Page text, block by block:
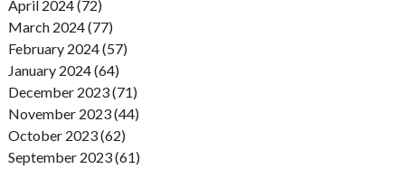
April 2024 (72)
March 2024 (77)
February 2024 (57)
January 2024 (64)
December 2023 (71)
November 2023 (44)
October 2023 (62)
September 2023 (61)